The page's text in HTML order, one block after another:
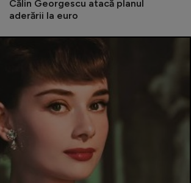
Călin Georgescu atacă planul
aderării la euro